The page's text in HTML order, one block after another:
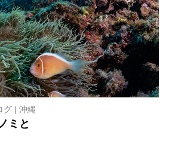
グ| 沖縄
ミと
注意点
合は、その時のクジラの様子や海況
スイム開始可能と判断した場合にの
ます。
を泳いでいても、状況によってはエ
場合があります。
順